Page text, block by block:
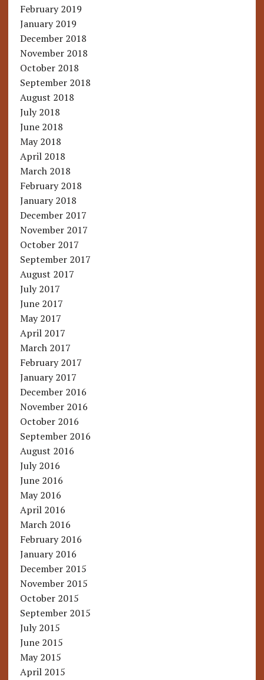
February 2019
January 2019
December 2018
November 2018
October 2018
September 2018
August 2018
July 2018
June 2018
May 2018
April 2018
March 2018
February 2018
January 2018
December 2017
November 2017
October 2017
September 2017
August 2017
July 2017
June 2017
May 2017
April 2017
March 2017
February 2017
January 2017
December 2016
November 2016
October 2016
September 2016
August 2016
July 2016
June 2016
May 2016
April 2016
March 2016
February 2016
January 2016
December 2015
November 2015
October 2015
September 2015
July 2015
June 2015
May 2015
April 2015